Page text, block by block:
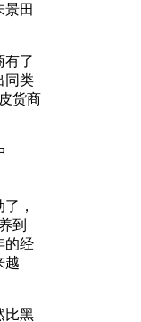
田
了
同类
货商
，
到
的经
越
比黑